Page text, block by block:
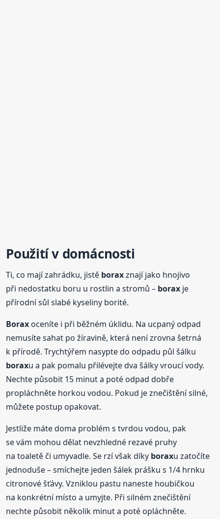
Použití v domácnosti
Ti, co mají zahrádku, jistě boraxznají jako hnojivo
při nedostatku boru u rostlin a stromů – borax je
přírodní sůl slabé kyseliny borité.
Borax oceníte i při běžném úklidu. Na ucpaný odpad
nemusíte sahat po žíravině, která není zrovna šetrná
k přírodě. Trychtýřem nasypte do odpadu půl šálku
boraxu a pak pomalu přilévejte dva šálky vroucí vody.
Nechte působit 15 minut a poté odpad dobře
propláchněte horkou vodou. Pokud je znečištění silné,
můžete postup opakovat.
Jestliže máte doma problém s tvrdou vodou, pak
se vám mohou dělat nevzhledné rezavé pruhy
na toaletě či umyvadle. Se rzí však díky boraxu zatočíte
jednoduše – smíchejte jeden šálek prášku s 1/4 hrnku
citronové šťávy. Vzniklou pastu naneste houbičkou
na konkrétní místo a umyjte. Při silném znečištění
nechte působit několik minut a poté opláchněte.